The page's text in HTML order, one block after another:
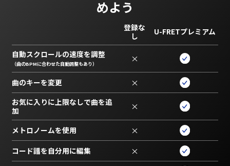
めよう
登録な
し
U-FRETプレミアム
自動スクロールの速度を調整
（曲のBPMに合わせた自動調整もあり） ×
曲のキーを変更 ×
お気に入りに上限なしで曲を追
加
×
メトロノームを使用 ×
コード譜を自分用に編集 ×